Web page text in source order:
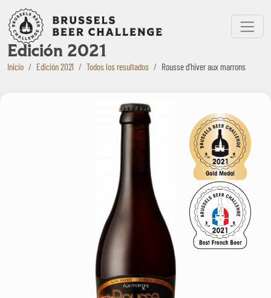
Bruxelles Beer Challenge
Menu
Edición 2021
Inicio Edición 2021 Todos los resultados Rousse d'hiver aux marrons